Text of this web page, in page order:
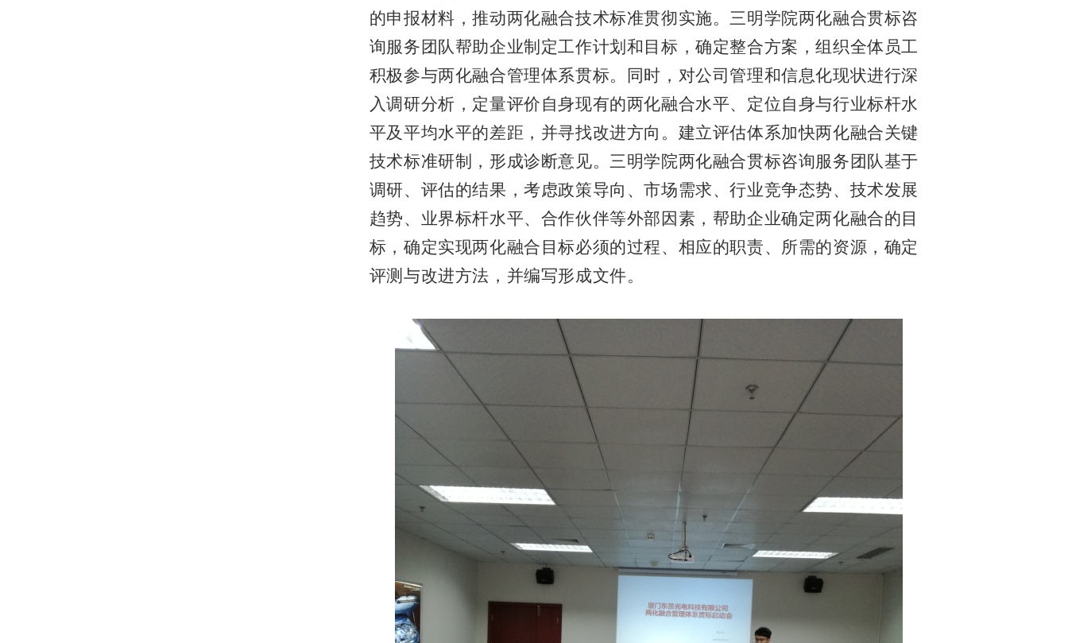
的申报材料，推动两化融合技术标准贯彻实施。三明学院两化融合贯标咨
询服务团队帮助企业制定工作计划和目标，确定整合方案，组织全体员工
积极参与两化融合管理体系贯标。同时，对公司管理和信息化现状进行深
入调研分析，定量评价自身现有的两化融合水平、定位自身与行业标杆水
平及平均水平的差距，并寻找改进方向。建立评估体系加快两化融合关键
技术标准研制，形成诊断意见。三明学院两化融合贯标咨询服务团队基于
调研、评估的结果，考虑政策导向、市场需求、行业竞争态势、技术发展
趋势、业界标杆水平、合作伙伴等外部因素，帮助企业确定两化融合的目
标，确定实现两化融合目标必须的过程、相应的职责、所需的资源，确定
评测与改进方法，并编写形成文件。